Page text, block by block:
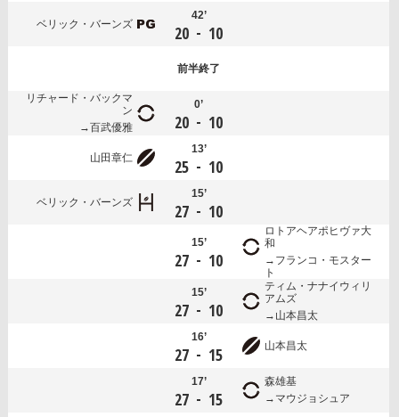
ベリック・バーンズ
42’
20 - 10
前半終了
リチャード・バックマ
ン
百武優雅
0’
20 - 10
山田章仁
13’
25 - 10
ベリック・バーンズ
15’
27 - 10
15’
27 - 10
ロトアヘアポヒヴァ大
和
フランコ・モスター
ト
15’
27 - 10
ティム・ナナイウィリ
アムズ
山本昌太
16’
27 - 15 山本昌太
17’
27 - 15
森雄基
マウジョシュア